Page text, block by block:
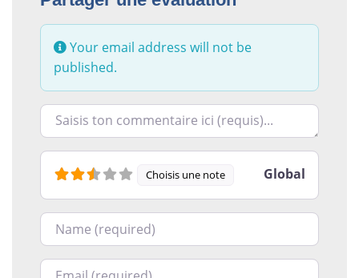
Your email address will not be
published.
Racontez-nous ce que vous avez le plus et le
Choisis une note Global
Nom
Courriel